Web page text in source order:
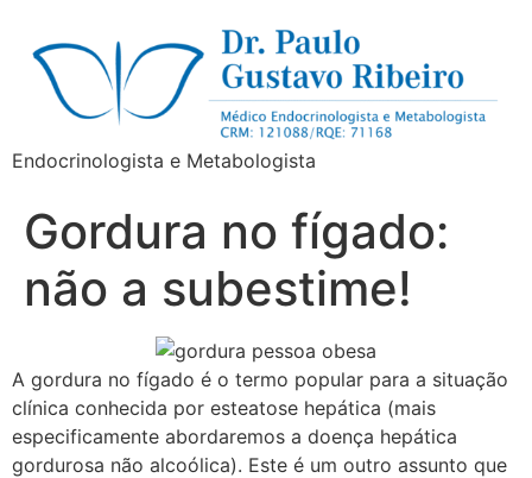
Endocrinologista e Metabologista
Gordura no fígado:
não a subestime!
A gordura no fígado é o termo popular para a situação
clínica conhecida por esteatose hepática (mais
especificamente abordaremos a doença hepática
gordurosa não alcoólica). Este é um outro assunto que